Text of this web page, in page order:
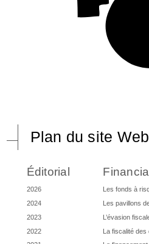
Plan du site Web
Éditorial
2026
2024
2023
2022
Les fonds à
Les pavillons
L’évasion
La fiscalité des